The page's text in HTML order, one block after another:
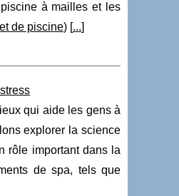
à mailles et les
de piscine) [...]
qui aide les gens à
explorer la science
rôle important dans la
de spa, tels que